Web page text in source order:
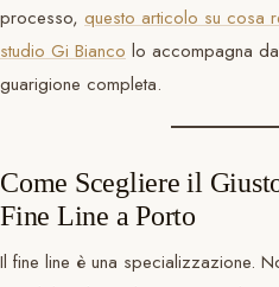
processo, questo articolo su cosa
studio Gi Bianco lo accompagna
guarigione completa.
Come Scegliere il
Fine Line a Porto
Il fine line è una specializzazione.